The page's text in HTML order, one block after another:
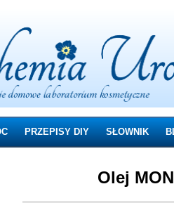
PRZEPISY DIY SŁOWNIK
Olej